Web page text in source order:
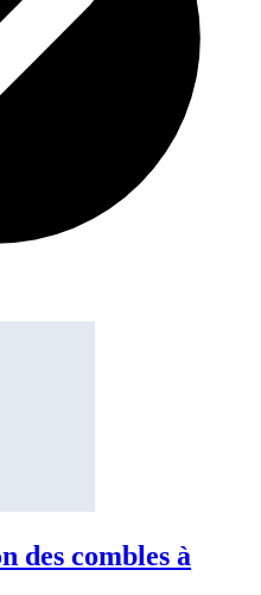
des combles à